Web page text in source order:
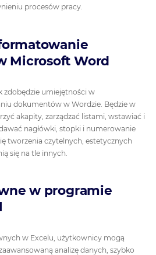
procesów pracy.
Microsoft Word
zdobędzie umiejętności w
dokumentów w Wordzie. Będzie w
akapity, zarządzać listami, wstawiać i
nagłówki, stopki i numerowanie
tworzenia czytelnych, estetycznych
się na tle innych.
w programie
w Excelu, użytkownicy mogą
analizę danych, szybko